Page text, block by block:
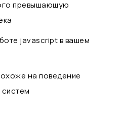
превышающую
javascript в вашем
на поведение